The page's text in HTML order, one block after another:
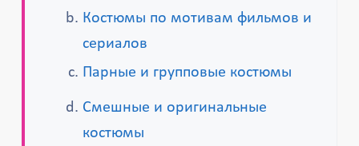
Костюмы по мотивам фильмов и
сериалов
Парные и групповые костюмы
Смешные и оригинальные
костюмы